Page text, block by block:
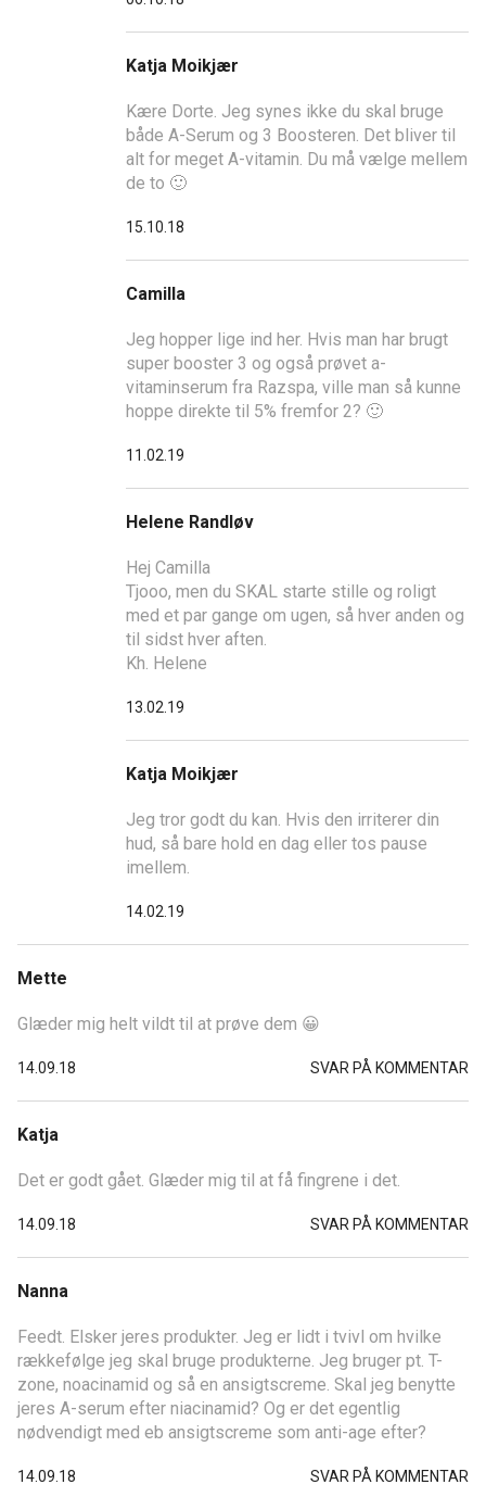
Katja Moikjær
Kære Dorte. Jeg synes ikke du skal bruge
både A-Serum og 3 Boosteren. Det bliver til
alt for meget A-vitamin. Du må vælge mellem
de to 🙂
15.10.18
Camilla
Jeg hopper lige ind her. Hvis man har brugt
super booster 3 og også prøvet a-
vitaminserum fra Razspa, ville man så kunne
hoppe direkte til 5% fremfor 2? 🙂
11.02.19
Helene Randløv
Hej Camilla
Tjooo, men du SKAL starte stille og roligt
med et par gange om ugen, så hver anden og
til sidst hver aften.
Kh. Helene
13.02.19
Katja Moikjær
Jeg tror godt du kan. Hvis den irriterer din
hud, så bare hold en dag eller tos pause
imellem.
14.02.19
Mette
Glæder mig helt vildt til at prøve dem 😀
14.09.18 SVAR PÅ KOMMENTAR
Katja
Det er godt gået. Glæder mig til at få fingrene i det.
14.09.18 SVAR PÅ KOMMENTAR
Nanna
Feedt. Elsker jeres produkter. Jeg er lidt i tvivl om hvilke
rækkefølge jeg skal bruge produkterne. Jeg bruger pt. T-
zone, noacinamid og så en ansigtscreme. Skal jeg benytte
jeres A-serum efter niacinamid? Og er det egentlig
nødvendigt med eb ansigtscreme som anti-age efter?
14.09.18 SVAR PÅ KOMMENTAR